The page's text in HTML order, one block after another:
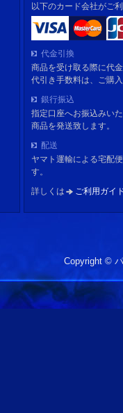
以下のカード会社がご
代金引換
商品を受け取る際に代
代引き手数料は、ご購
銀行振込
指定口座へお振込みい
商品を発送致します。
配送
ヤマト運輸による宅配
す。
詳しくは
ご利用ガイ
Copyright ©